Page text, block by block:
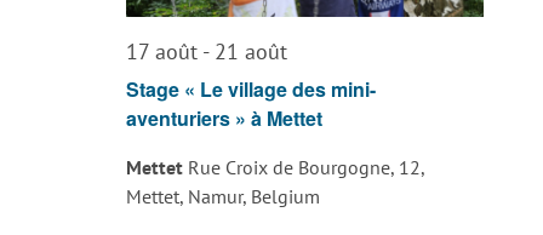
vues
17 août- 21 août
Stage « Le village des mini-
aventuriers » à Mettet
Mettet Rue Croix de Bourgogne, 12,
Mettet, Namur, Belgium